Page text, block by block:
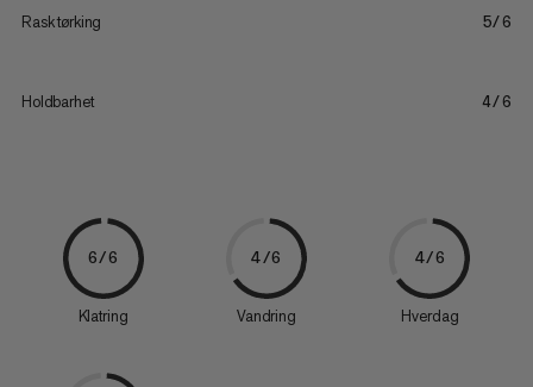
Rask tørking 5/6
Holdbarhet 4/6
6/6
Klatring
4/6
Vandring
4/6
Hverdag